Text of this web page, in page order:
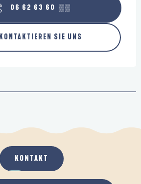
06 62 63 60 ▒▒
KONTAKTIEREN SIE UNS
KONTAKT